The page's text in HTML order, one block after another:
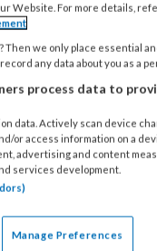
seksuoloog
Psychiatrie &
is klinisch
en werkzaam bij
Medische
het OLVG maakt zij
van de
Website. For more details,
Then we only place essential
any data about you as a
process data to
data. Actively scan device
or access information on a
advertising and content
services development.
Manage Preferences